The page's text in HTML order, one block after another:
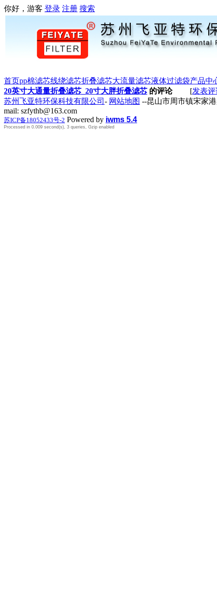
你好，游客 登录 注册 搜索
首页pp棉滤芯线绕滤芯折叠滤芯大流量滤芯液体过滤袋产品中
20英寸大通量折叠滤芯_20寸大胖折叠滤芯 的评论[发表
苏州飞亚特环保科技有限公司 - 网站地图 --昆山市周市镇宋家
mail: szfythb@163.com
苏ICP备18052433号-2 Powered by iwms 5.4
Processed in 0.009 second(s), 3 queries, Gzip enabled